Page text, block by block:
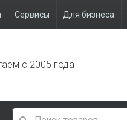
Сервисы Для бизнеса
с 2005 года